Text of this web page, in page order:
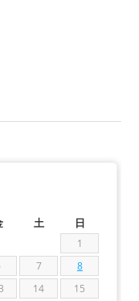
土 日
1
7
8
14
15